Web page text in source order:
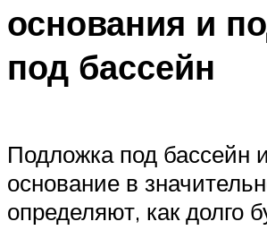
основания и
под бассейн
Подложка под бассейн
основание в
определяют, как долго